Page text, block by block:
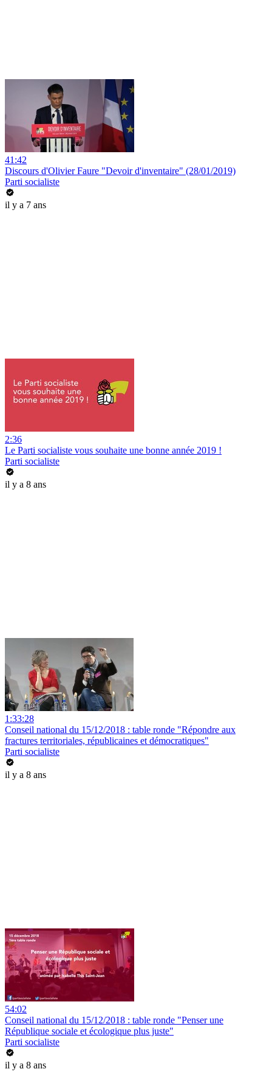
41:42
Discours d'Olivier Faure "Devoir d'inventaire" (28/01/2019)
Parti socialiste
il y a 7 ans
2:36
Le Parti socialiste vous souhaite une bonne année 2019 !
Parti socialiste
il y a 8 ans
1:33:28
Conseil national du 15/12/2018 : table ronde "Répondre aux
fractures territoriales, républicaines et démocratiques"
Parti socialiste
il y a 8 ans
54:02
Conseil national du 15/12/2018 : table ronde "Penser une
République sociale et écologique plus juste"
Parti socialiste
il y a 8 ans